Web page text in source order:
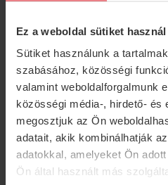
Ez a weboldal sütiket használ
Sütiket használunk a
szabásához, közösségi
valamint weboldalforgalmunk
közösségi média-, hirdető- és
megosztjuk az Ön
adatait, akik kombinálhatják
adatokkal, amelyeket Ön
Ön által használt más